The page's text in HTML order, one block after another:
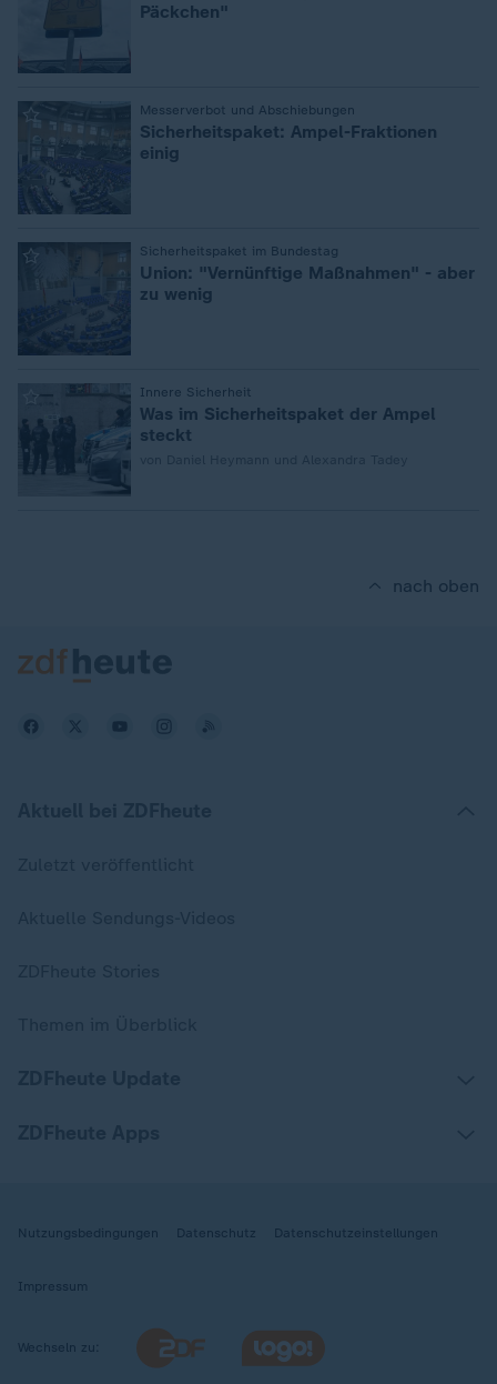
Päckchen"
Messerverbot und Abschiebungen
Sicherheitspaket: Ampel-Fraktionen
einig
Sicherheitspaket im Bundestag
Union: "Vernünftige Maßnahmen" - aber
zu wenig
Innere Sicherheit
Was im Sicherheitspaket der Ampel
steckt
nach oben
Nutzungsbedingungen Datenschutz Datenschutzeinstellungen
Impressum
Wechseln zu: